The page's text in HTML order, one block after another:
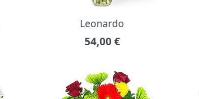
Leonardo
54,00 €